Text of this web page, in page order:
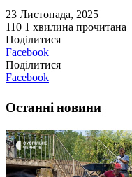
23 Листопада, 2025
110 1 хвилина прочитана
Поділитися
Facebook
Поділитися
Facebook
Останні новини